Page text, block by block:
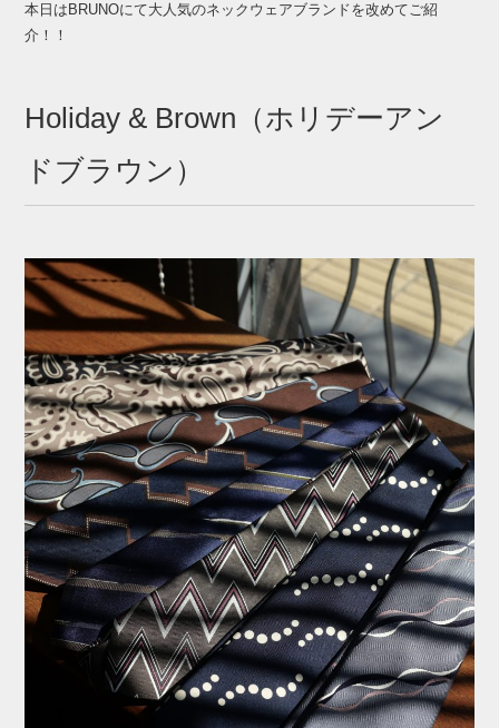
本日はBRUNOにて大人気のネックウェアブランドを改めてご紹
介！！
Holiday & Brown（ホリデーアン
ドブラウン）